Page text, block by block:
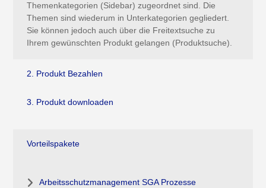
Themenkategorien (Sidebar) zugeordnet sind. Die
Themen sind wiederum in Unterkategorien gegliedert.
Sie können jedoch auch über die Freitextsuche zu
Ihrem gewünschten Produkt gelangen (Produktsuche).
2. Produkt Bezahlen
3. Produkt downloaden
Vorteilspakete
Arbeitsschutzmanagement SGA Prozesse